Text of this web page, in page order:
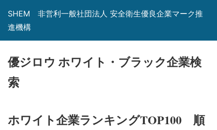
SHEM 非営利一般社団法人 安全衛生優良企業マーク推
進機構
優ジロウ ホワイト・ブラック企業検
索
ホワイト企業ランキングTOP100 順